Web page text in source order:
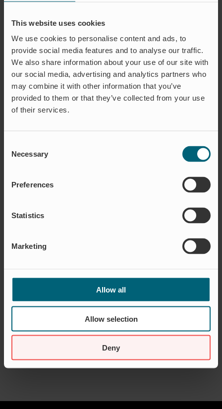
This website uses cookies
We use cookies to personalise content and ads, to
provide social media features and to analyse our traffic.
We also share information about your use of our site with
our social media, advertising and analytics partners who
may combine it with other information that you’ve
provided to them or that they’ve collected from your use
of their services.
Selection
Necessary
Preferences
Statistics
Marketing
Allow all
Allow selection
Deny
ytterligare. Vi vill även ge en positiv bild av det
här och utnyttja Blekinges strategiska läge, nära
resten av Europa, säger Catharina Rosenquist,
näringslivsstrateg och samordnare för Regional
Exportsamverkan Blekinge.
Besöket inleds med ett besök hos NKT, där företaget
presenterar sin roll i den gröna energiomställningen i
Anna Hallberg får ta del av en kort film. Den beskriver
exportfrämjande och samverkan. Detta för att ge
såväl fler nya företagsetableringar som investeringar
Blekingeföretag med ett tydligt hållbarhetsfokus:
Utgångspunkten för efterföljande samtal är
företagens erfarenheter av internationell handel, och
vilket stöd de fått eller saknat.